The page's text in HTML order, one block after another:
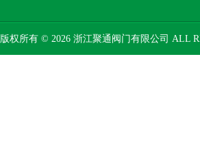
版权所有 © 2026 浙江聚通阀门有限公司 ALL